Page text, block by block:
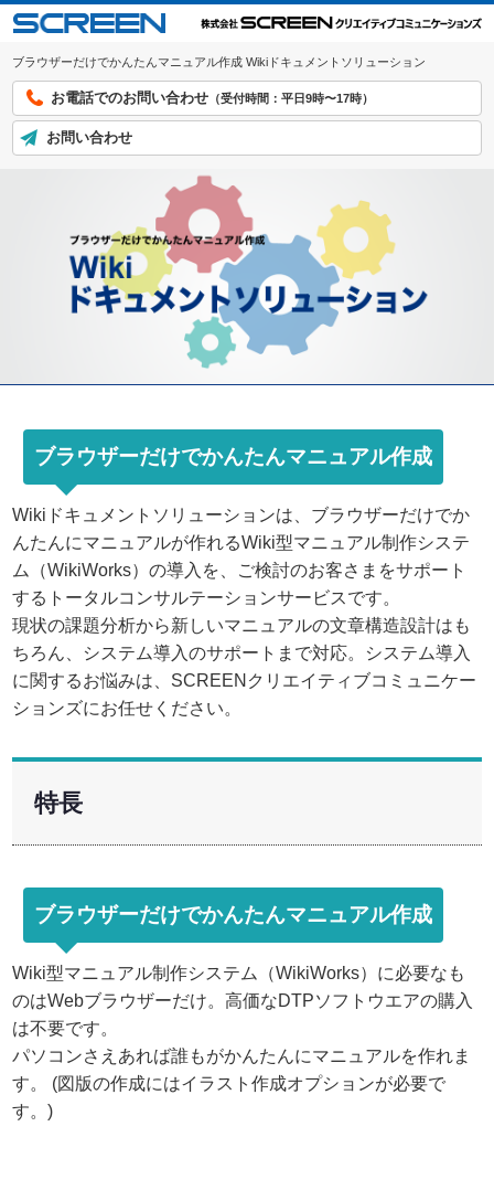
ブラウザーだけでかんたんマニュアル作成 Wikiドキュメントソリューション
お電話でのお問い合わせ （受付時間：平日9時〜17時）
お問い合わせ
ブラウザーだけでかんたんマニュアル作成
Wikiドキュメントソリューションは、ブラウザーだけでか
んたんにマニュアルが作れるWiki型マニュアル制作システ
ム（WikiWorks）の導入を、ご検討のお客さまをサポート
するトータルコンサルテーションサービスです。
現状の課題分析から新しいマニュアルの文章構造設計はも
ちろん、システム導入のサポートまで対応。システム導入
に関するお悩みは、SCREENクリエイティブコミュニケー
ションズにお任せください。
特長
ブラウザーだけでかんたんマニュアル作成
Wiki型マニュアル制作システム（WikiWorks）に必要なも
のはWebブラウザーだけ。高価なDTPソフトウエアの購入
は不要です。
パソコンさえあれば誰もがかんたんにマニュアルを作れま
す。 (図版の作成にはイラスト作成オプションが必要で
す。)